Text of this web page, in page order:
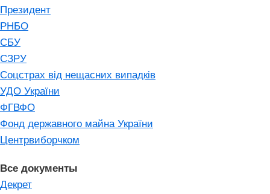
Президент
РНБО
СБУ
СЗРУ
Соцстрах від нещасних випадків
УДО України
ФГВФО
Фонд державного майна України
Центрвиборчком
Все документы
Декрет